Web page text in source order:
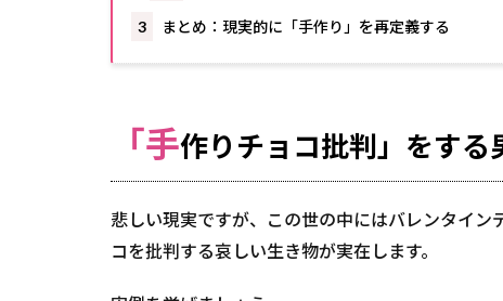
3 まとめ：現実的に「手作り」を再定義する
「手作りチョコ批判」をする
悲しい現実ですが、この世の中にはバレンタイ
コを批判する哀しい生き物が実在します。